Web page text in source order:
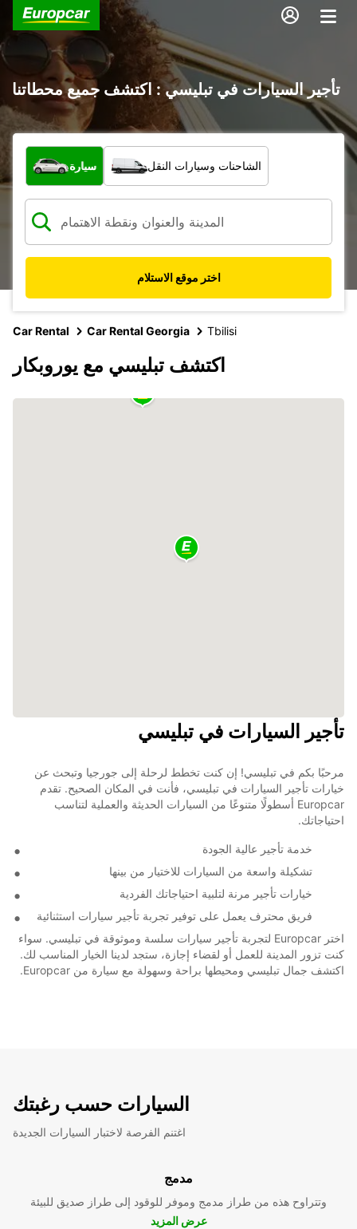
تأجير السيارات في تبليسي : اكتشف جميع محطاتنا
ما نوع المركبة؟
سيارة الشاحنات وسيارات النقل
اختر موقع الاستلام
Car Rental Car Rental Georgia Tbilisi
اكتشف تبليسي مع يوروبكار
تأجير السيارات في تبليسي
مرحبًا بكم في تبليسي! إن كنت تخطط لرحلة إلى جورجيا وتبحث عن
خيارات تأجير السيارات في تبليسي، فأنت في المكان الصحيح. تقدم
Europcar أسطولًا متنوعًا من السيارات الحديثة والعملية لتناسب
احتياجاتك.
خدمة تأجير عالية الجودة
تشكيلة واسعة من السيارات للاختيار من بينها
خيارات تأجير مرنة لتلبية احتياجاتك الفردية
فريق محترف يعمل على توفير تجربة تأجير سيارات استثنائية
اختر Europcar لتجربة تأجير سيارات سلسة وموثوقة في تبليسي. سواء
كنت تزور المدينة للعمل أو لقضاء إجازة، ستجد لدينا الخيار المناسب لك.
اكتشف جمال تبليسي ومحيطها براحة وسهولة مع سيارة من Europcar.
السيارات حسب رغبتك
اغتنم الفرصة لاختبار السيارات الجديدة
مدمج
وتتراوح هذه من طراز مدمج وموفر للوقود إلى طراز صديق للبيئة
عرض المزيد